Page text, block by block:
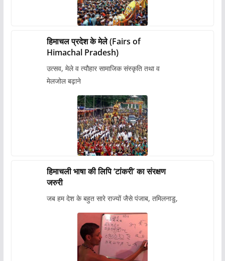
हिमाचल प्रदेश के मेले (Fairs of
Himachal Pradesh)
उत्सव, मेले व त्यौहार सामाजिक संस्कृति तथा व
मेलजोल बढ़ाने
हिमाचली भाषा की लिपि ‘टांकरी’ का संरक्षण
जरुरी
जब हम देश के बहुत सारे राज्यों जैसे पंजाब, तमिलनाडु,